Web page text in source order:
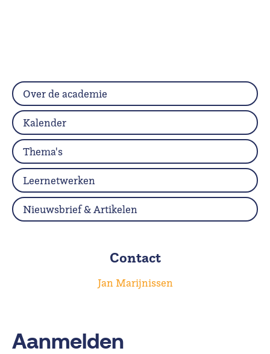
Aanmelden
Over de academie
Kalender
Thema's
Leernetwerken
Nieuwsbrief & Artikelen
Contact
Jan Marijnissen